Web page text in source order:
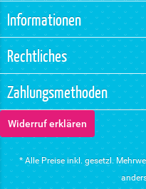
Informationen
Rechtliches
Zahlungsmethoden
Widerruf erklären
* Alle Preise inkl. gesetzl.